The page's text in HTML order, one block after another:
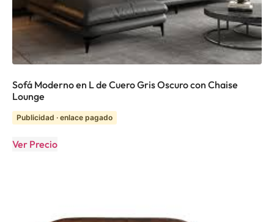
Sofá Moderno en L de Cuero Gris Oscuro con Chaise
Lounge
Publicidad · enlace pagado
Ver Precio